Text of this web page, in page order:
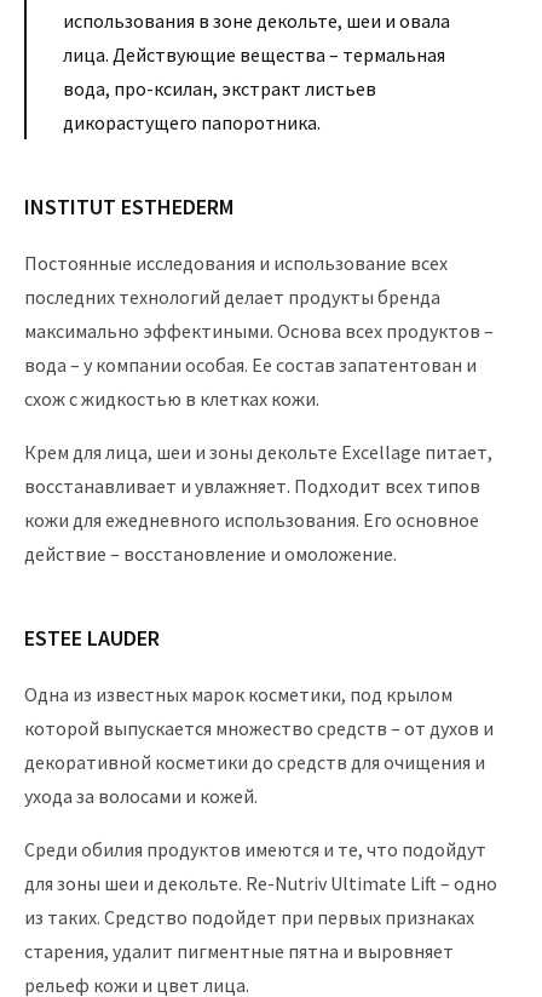
использования в зоне декольте, шеи и овала
лица. Действующие вещества – термальная
вода, про-ксилан, экстракт листьев
дикорастущего папоротника.
INSTITUT ESTHEDERM
Постоянные исследования и использование всех
последних технологий делает продукты бренда
максимально эффектиными. Основа всех продуктов –
вода – у компании особая. Ее состав запатентован и
схож с жидкостью в клетках кожи.
Крем для лица, шеи и зоны декольте Excellage питает,
восстанавливает и увлажняет. Подходит всех типов
кожи для ежедневного использования. Его основное
действие – восстановление и омоложение.
ESTEE LAUDER
Одна из известных марок косметики, под крылом
которой выпускается множество средств – от духов и
декоративной косметики до средств для очищения и
ухода за волосами и кожей.
Среди обилия продуктов имеются и те, что подойдут
для зоны шеи и декольте. Re-Nutriv Ultimate Lift – одно
из таких. Средство подойдет при первых признаках
старения, удалит пигментные пятна и выровняет
рельеф кожи и цвет лица.